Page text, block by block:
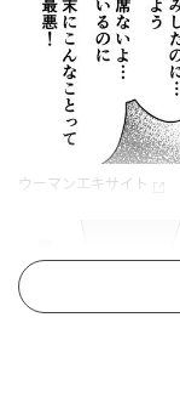
ウーマンエキサイト